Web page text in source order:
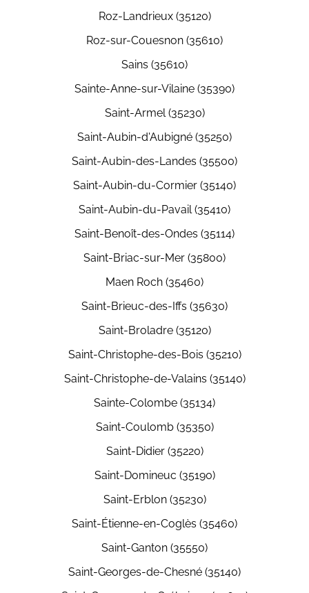
Roz-Landrieux (35120)
Roz-sur-Couesnon (35610)
Sains (35610)
Sainte-Anne-sur-Vilaine (35390)
Saint-Armel (35230)
Saint-Aubin-d'Aubigné (35250)
Saint-Aubin-des-Landes (35500)
Saint-Aubin-du-Cormier (35140)
Saint-Aubin-du-Pavail (35410)
Saint-Benoît-des-Ondes (35114)
Saint-Briac-sur-Mer (35800)
Maen Roch (35460)
Saint-Brieuc-des-Iffs (35630)
Saint-Broladre (35120)
Saint-Christophe-des-Bois (35210)
Saint-Christophe-de-Valains (35140)
Sainte-Colombe (35134)
Saint-Coulomb (35350)
Saint-Didier (35220)
Saint-Domineuc (35190)
Saint-Erblon (35230)
Saint-Étienne-en-Coglès (35460)
Saint-Ganton (35550)
Saint-Georges-de-Chesné (35140)